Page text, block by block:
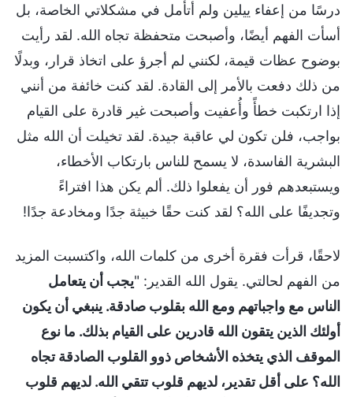
درسًا من إعفاء ييلين ولم أتأمل في مشكلاتي الخاصة، بل
أسأت الفهم أيضًا، وأصبحت متحفظة تجاه الله. لقد رأيت
بوضوح عظات قيمة، لكنني لم أجرؤ على اتخاذ قرار، وبدلًا
من ذلك دفعت بالأمر إلى القادة. لقد كنت خائفة من أنني
إذا ارتكبت خطأً وأُعفيت وأصبحت غير قادرة على القيام
بواجب، فلن تكون لي عاقبة جيدة. لقد تخيلت أن الله مثل
البشرية الفاسدة، لا يسمح للناس بارتكاب الأخطاء،
ويستبعدهم فور أن يفعلوا ذلك. ألم يكن هذا افتراءً
وتجديفًا على الله؟ لقد كنت حقًا خبيثة جدًا ومخادعة جدًا!
لاحقًا، قرأت فقرة أخرى من كلمات الله، واكتسبت المزيد
من الفهم لحالتي. يقول الله القدير: "يجب أن يتعامل
الناس مع واجباتهم ومع الله بقلوب صادقة. ينبغي أن يكون
أولئك الذين يتقون الله قادرين على القيام بذلك. ما نوع
الموقف الذي يتخذه الأشخاص ذوو القلوب الصادقة تجاه
الله؟ على أقل تقدير، لديهم قلوب تتقي الله. لديهم قلوب